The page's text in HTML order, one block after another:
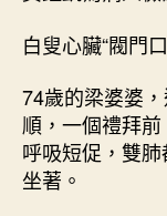
白叟心臟“閥門
74歲的梁婆婆
順，一個禮拜
呼吸短促，雙
坐著。